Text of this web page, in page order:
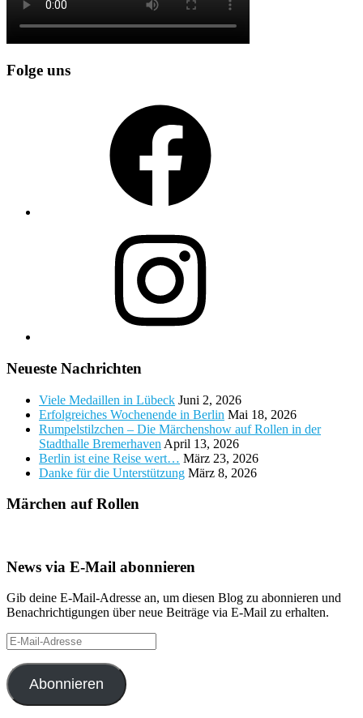
Folge uns
Neueste Nachrichten
Viele Medaillen in Lübeck Juni 2, 2026
Erfolgreiches Wochenende in Berlin Mai 18, 2026
Rumpelstilzchen – Die Märchenshow auf Rollen in der
Stadthalle Bremerhaven April 13, 2026
Berlin ist eine Reise wert… März 23, 2026
Danke für die Unterstützung März 8, 2026
Märchen auf Rollen
News via E-Mail abonnieren
Gib deine E-Mail-Adresse an, um diesen Blog zu abonnieren und
Benachrichtigungen über neue Beiträge via E-Mail zu erhalten.
E-
Mail-
Adresse
Abonnieren